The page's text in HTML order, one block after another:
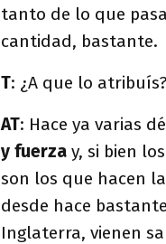
tanto de lo que
cantidad, bastante.
T: ¿A que lo atribuís?
AT: Hace ya varias
y fuerza y, si bien
son los que hacen
desde hace
Inglaterra, vienen